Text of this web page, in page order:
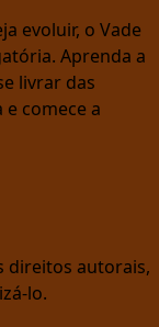
evoluir, o Vade
Aprenda a
livrar das
comece a
direitos autorais,
lo.